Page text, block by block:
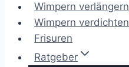
Wimpern verlängern
Wimpern verdichten
Frisuren
Ratgeber